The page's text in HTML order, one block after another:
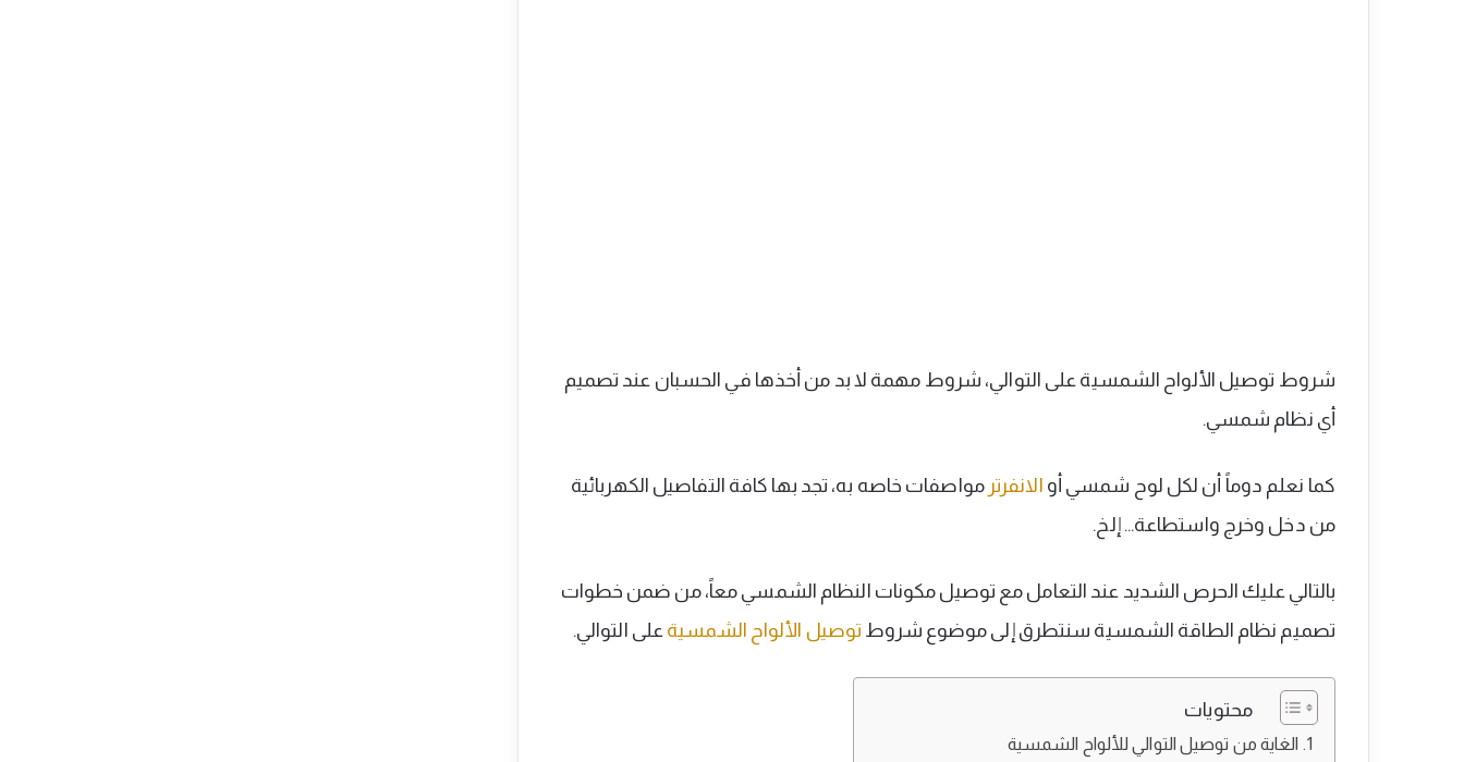
شروط توصيل الألواح الشمسية على التوالي، شروط مهمة لا بد من أخذها في الحسبان عند تصميم
أي نظام شمسي.
كما نعلم دوماً أن لكل لوح شمسي أو الانفرتر مواصفات خاصه به، تجد بها كافة التفاصيل الكهربائية
من دخل وخرج واستطاعة… إلخ.
بالتالي عليك الحرص الشديد عند التعامل مع توصيل مكونات النظام الشمسي معاً، من ضمن خطوات
تصميم نظام الطاقة الشمسية سنتطرق إلى موضوع شروط توصيل الألواح الشمسية على التوالي.
محتويات
الغاية من توصيل التوالي للألواح الشمسية